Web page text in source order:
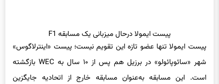
پیست ایمولا درحال میزبانی یک مسابقه F1
پیست ایمولا تنها عضو تازه این تقویم نیست؛ پیست «اینترلاگوس»
شهر «سائوپائولو» در برزیل هم پس از ۱۰ سال به WEC بازگشته
است. این مسابقه به‌عنوان مسابقه خارج از اتحادیه جایگزین